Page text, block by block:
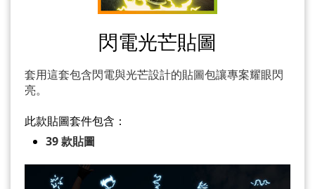
閃電光芒貼圖
套用這套包含閃電與光芒設計的貼圖包讓專案耀眼閃
亮。
此款貼圖套件包含：
39 款貼圖